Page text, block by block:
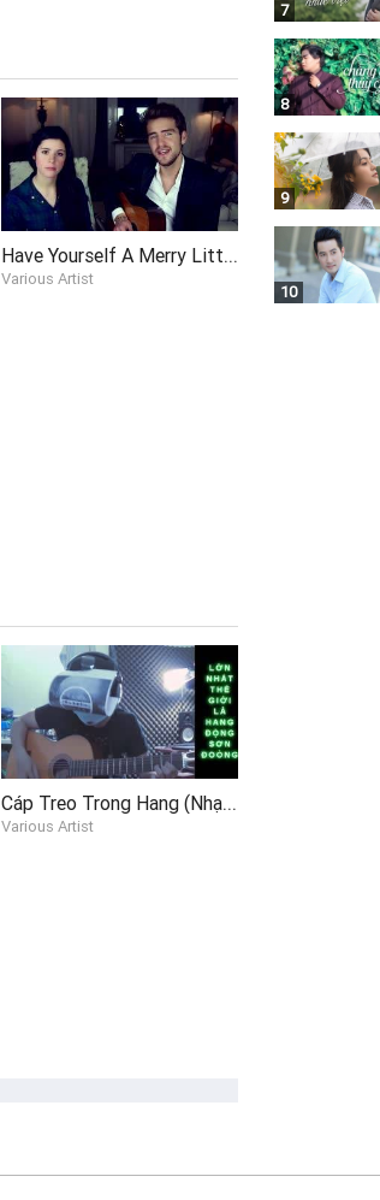
Have Yourself A Merry Little Christmas (Jona Selle, Vanlentina Franco Cover)
Various Artist
Cáp Treo Trong Hang (Nhạc Chế)
Various Artist
7
8
9
10